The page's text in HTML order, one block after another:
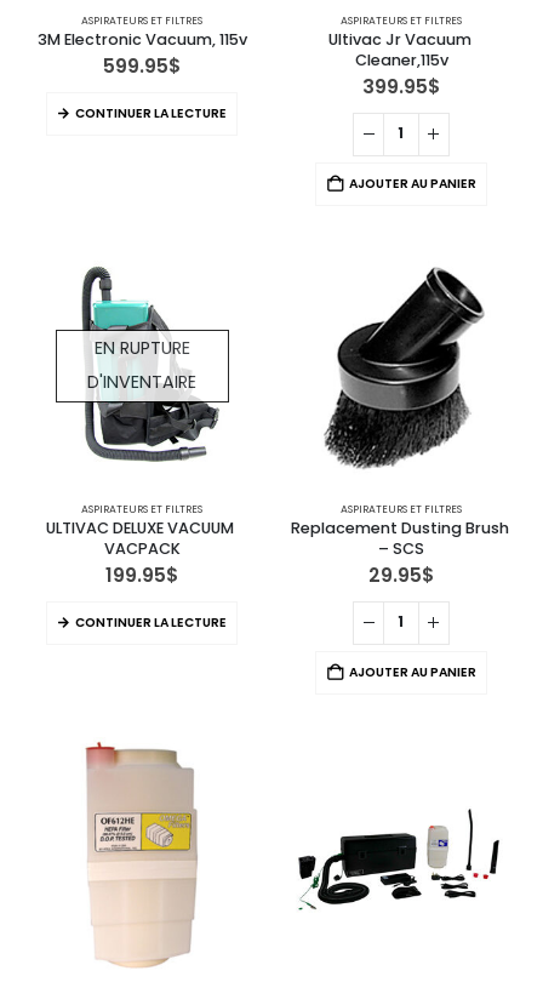
ASPIRATEURS ET FILTRES
3M Electronic Vacuum, 115v
599.95$
CONTINUER LA LECTURE
ASPIRATEURS ET FILTRES
Ultivac Jr Vacuum
Cleaner,115v
399.95$
AJOUTER AU PANIER
EN RUPTURE
D'INVENTAIRE
ASPIRATEURS ET FILTRES
ULTIVAC DELUXE VACUUM
VACPACK
199.95$
CONTINUER LA LECTURE
ASPIRATEURS ET FILTRES
Replacement Dusting Brush
– SCS
29.95$
AJOUTER AU PANIER